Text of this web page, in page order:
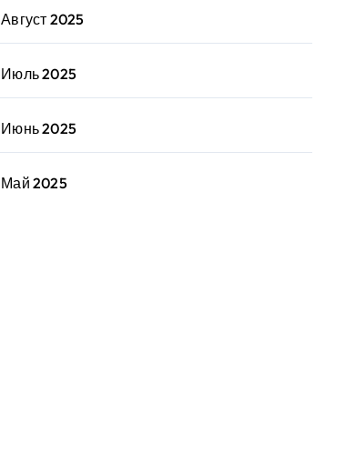
Август 2025
Июль 2025
Июнь 2025
Май 2025